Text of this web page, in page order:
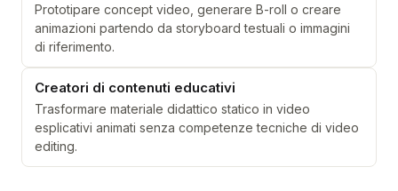
Prototipare concept video, generare B-roll o creare
animazioni partendo da storyboard testuali o immagini
di riferimento.
Creatori di contenuti educativi
Trasformare materiale didattico statico in video
esplicativi animati senza competenze tecniche di video
editing.